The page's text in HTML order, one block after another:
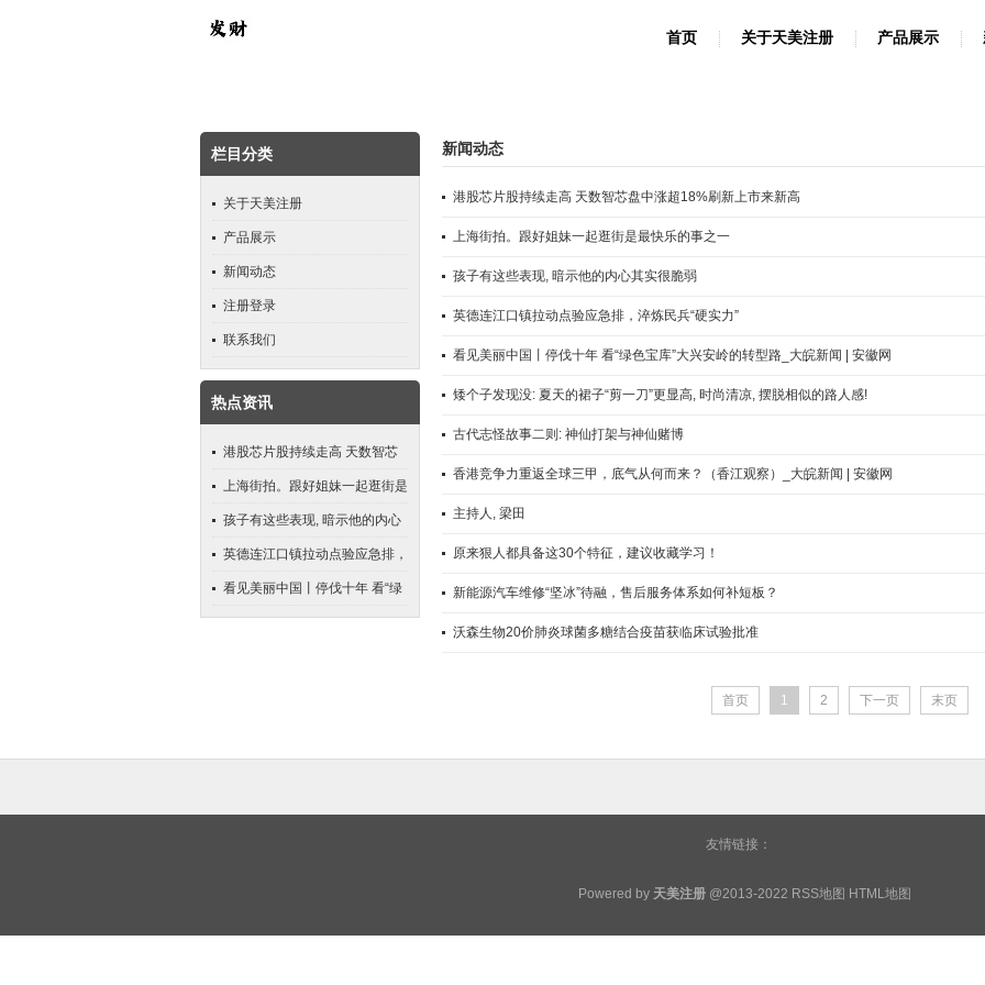
首页 关于天美注册 产品展示
栏目分类
关于天美注册
产品展示
新闻动态
注册登录
联系我们
热点资讯
港股芯片股持续走高 天数智芯
盘中涨超18%刷新上市来新高
上海街拍。跟好姐妹一起逛街是
最快乐的事之一
孩子有这些表现, 暗示他的内心
其实很脆弱
英德连江口镇拉动点验应急排，
淬炼民兵“硬实力”
看见美丽中国丨停伐十年 看“绿
色宝库”大兴安岭的转型路_大皖
新闻动态
港股芯片股持续走高 天数智芯盘中涨超18%刷新上市来新高
上海街拍。跟好姐妹一起逛街是最快乐的事之一
孩子有这些表现, 暗示他的内心其实很脆弱
英德连江口镇拉动点验应急排，淬炼民兵“硬实力”
看见美丽中国丨停伐十年 看“绿色宝库”大兴安岭的转型路_大皖新闻 | 安徽网
矮个子发现没: 夏天的裙子“剪一刀”更显高, 时尚清凉, 摆脱相似的路人感!
古代志怪故事二则: 神仙打架与神仙赌博
香港竞争力重返全球三甲，底气从何而来？（香江观察）_大皖新闻 | 安徽网
主持人, 梁田
原来狠人都具备这30个特征，建议收藏学习！
新能源汽车维修“坚冰”待融，售后服务体系如何补短板？
沃森生物20价肺炎球菌多糖结合疫苗获临床试验批准
首页 1 2 下一页 末页
友情链接：
Powered by 天美注册@2013-2022 RSS地图 HTML地图